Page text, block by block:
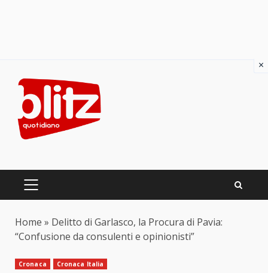
content
PRIMARY
Home » Delitto di Garlasco, la Procura di Pavia:
“Confusione da consulenti e opinionisti”
Cronaca Cronaca Italia
×